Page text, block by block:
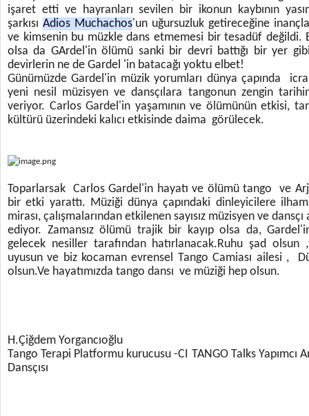
işaret etti ve hayranları sevilen bir ikonun kaybının
şarkısı Adios Muchachos'un uğursuzluk getireceğine
ve kimsenin bu müzkle dans etmemesi bir tesadüf değildi.
olsa da GArdel'in ölümü sanki bir devri battığı bir yer
devirlerin ne de Gardel 'in batacağı yoktu elbet!
Günümüzde Gardel'in müzik yorumları dünya çapında
yeni nesil müzisyen ve dansçılara tangonun zengin
veriyor. Carlos Gardel'in yaşamının ve ölümünün etkisi,
kültürü üzerindeki kalıcı etkisinde daima görülecek.
Toparlarsak Carlos Gardel'in hayatı ve ölümü tango ve
bir etki yarattı. Müziği dünya çapındaki dinleyicilere
mirası, çalışmalarından etkilenen sayısız müzisyen ve
ediyor. Zamansız ölümü trajik bir kayıp olsa da,
gelecek nesiller tarafından hatırlanacak.Ruhu şad olsun
uyusun ve biz kocaman evrensel Tango Camiası ailesi ,
olsun.Ve hayatımızda tango dansı ve müziği hep olsun.
H.Çiğdem Yorgancıoğlu
Tango Terapi Platformu kurucusu -CI TANGO Talks Yapımcı
Dansçısı